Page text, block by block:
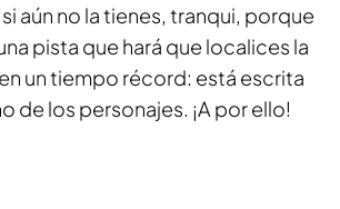
aún no la tienes, tranqui, porque
pista que hará que localices la
en un tiempo récord: está escrita
de los personajes. ¡A por ello!